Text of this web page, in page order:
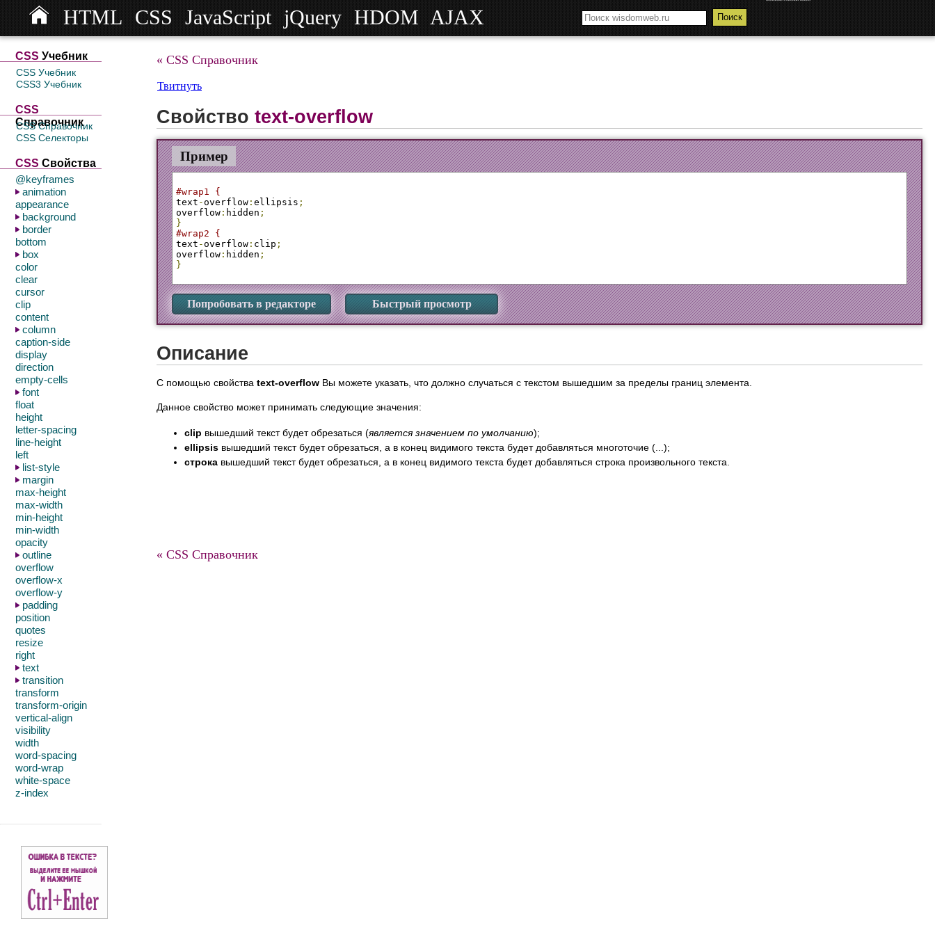
HTML CSS JavaScript jQuery HDOM AJAX
СSS Учебник
CSS Учебник
CSS3 Учебник
CSS
Справочник
CSS Справочник
CSS Селекторы
CSS Свойства
@keyframes
animation
appearance
background
border
bottom
box
color
clear
cursor
clip
content
column
caption-side
display
direction
empty-cells
font
float
height
letter-spacing
line-height
left
list-style
margin
max-height
max-width
min-height
min-width
opacity
outline
overflow
overflow-x
overflow-y
padding
position
quotes
resize
right
text
transition
transform
transform-origin
vertical-align
visibility
width
word-spacing
word-wrap
white-space
z-index
« CSS Справочник
Твитнуть
Свойство text-overflow
Пример
#wrap1 {
text -overflow : ellipsis ;
overflow : hidden ;
}
#wrap2 {
text -overflow : clip ;
overflow : hidden ;
}
Попробовать в редакторе Быстрый просмотр
Описание
С помощью свойства text-overflow Вы можете указать, что должно случаться с текстом вышедшим за пределы границ элемента.
Данное свойство может принимать следующие значения:
clip вышедший текст будет обрезаться (является значением по умолчанию);
ellipsis вышедший текст будет обрезаться, а в конец видимого текста будет добавляться многоточие (...);
строка вышедший текст будет обрезаться, а в конец видимого текста будет добавляться строка произвольного текста.
« CSS Справочник